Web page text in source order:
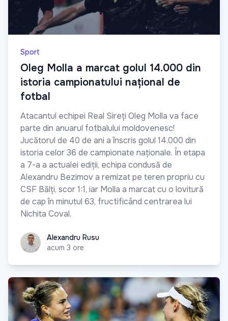
Sport
Oleg Molla a marcat golul 14.000 din
istoria campionatului național de
fotbal
Atacantul echipei Real Sireți Oleg Molla va face
parte din anuarul fotbalului moldovenesc!
Jucătorul de 40 de ani a înscris golul 14.000 din
istoria celor 36 de campionate naționale. În etapa
a 7-a a actualei ediții, echipa condusă de
Alexandru Bezimov a remizat pe teren propriu cu
CSF Bălți, scor 1:1, iar Molla a marcat cu o lovitură
de cap în minutul 63, fructificând centrarea lui
Nichita Coval.
Alexandru Rusu
Alexandru Rusu
acum 3 ore